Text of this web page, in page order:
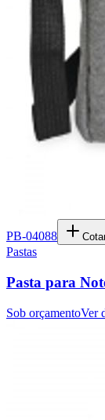
PB-04088
Pastas
Pasta para
Sob orçamentoVer